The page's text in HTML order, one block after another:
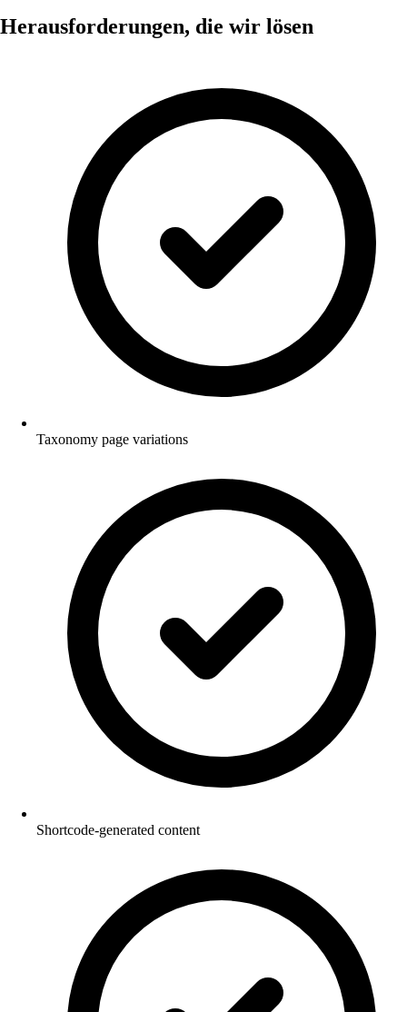
Herausforderungen, die wir lösen
Taxonomy page variations
Shortcode-generated content